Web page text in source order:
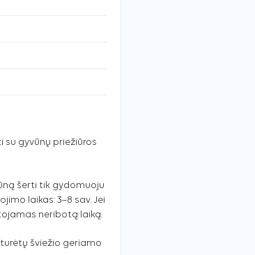
gyvūnų priežiūros
šerti tik gydomuoju
laikas: 3–8 sav. Jei
neribotą laiką.
šviežio geriamo